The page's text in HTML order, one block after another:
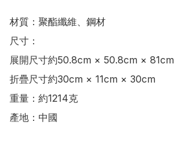
材質：聚酯纖維、鋼材
尺寸：
展開尺寸約50.8cm × 50.8cm × 81cm
折疊尺寸約30cm × 11cm × 30cm
重量：約1214克
產地：中國